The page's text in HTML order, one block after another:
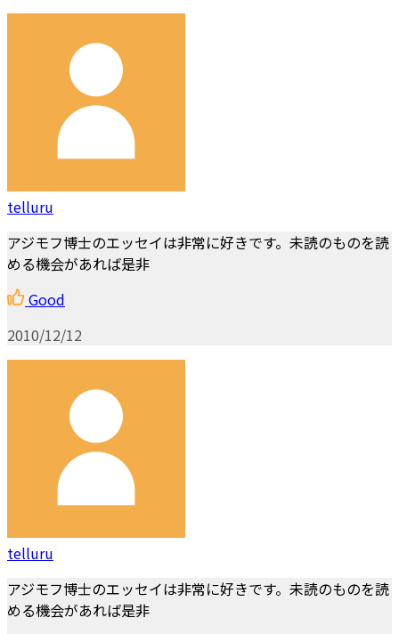
telluru
アジモフ博士のエッセイは非常に好きです。未読のものを読
める機会があれば是非
Good
2010/12/12
telluru
アジモフ博士のエッセイは非常に好きです。未読のものを読
める機会があれば是非